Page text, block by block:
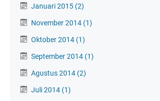
Januari 2015 (2)
November 2014 (1)
Oktober 2014 (1)
September 2014 (1)
Agustus 2014 (2)
Juli 2014 (1)